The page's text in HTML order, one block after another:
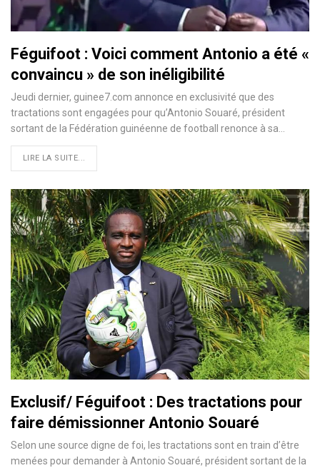
Féguifoot : Voici comment Antonio a été «
convaincu » de son inéligibilité
Jeudi dernier, guinee7.com annonce en exclusivité que des
tractations sont engagées pour qu’Antonio Souaré, président
sortant de la Fédération guinéenne de football renonce à sa
LIRE LA SUITE...
Exclusif/ Féguifoot : Des tractations pour
faire démissionner Antonio Souaré
Selon une source digne de foi, les tractations sont en train d’être
menées pour demander à Antonio Souaré, président sortant de la